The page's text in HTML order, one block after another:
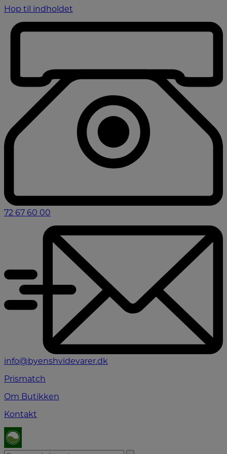
Hop til indholdet
72 67 60 00
info@byenshvidevarer.dk
Prismatch
Om Butikken
Kontakt